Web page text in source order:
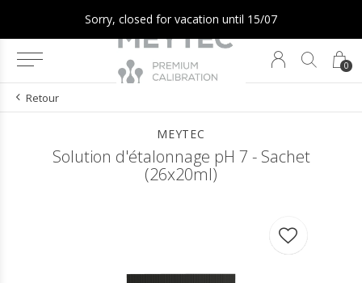
0
Sorry, closed for vacation until 15/07
Retour
MEYTEC
Solution d'étalonnage pH 7 - Sachet
(26x20ml)